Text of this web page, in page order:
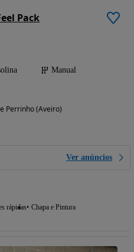
Pack
Manual
Perrinho (Aveiro)
Ver anúncios
rápidas Chapa e Pintura